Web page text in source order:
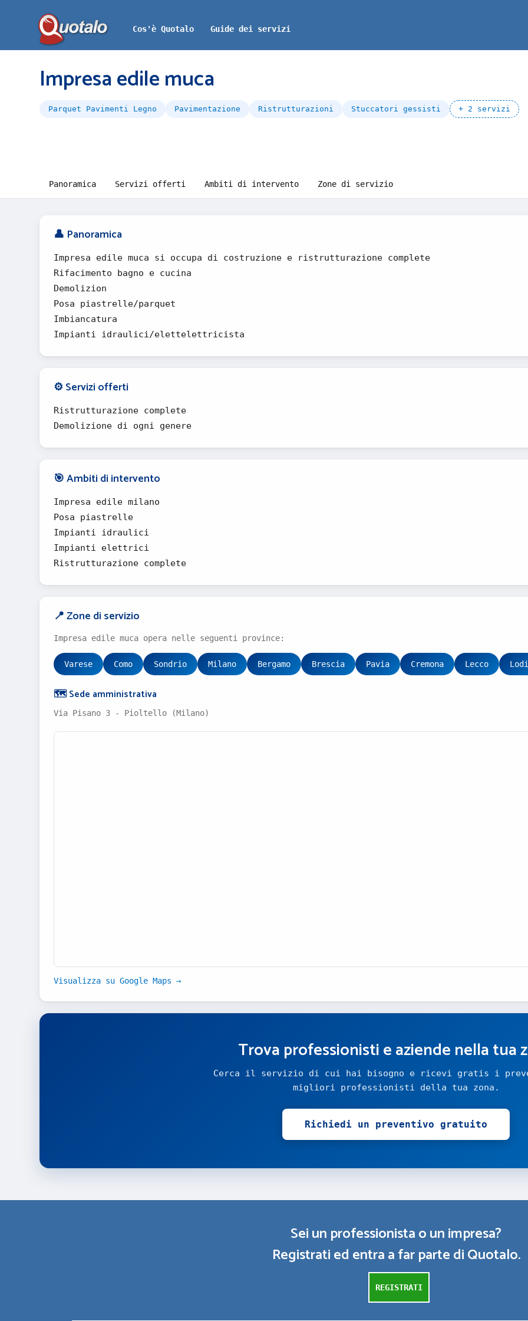
Cos'è Quotalo Guide dei servizi
Impresa edile muca
Parquet Pavimenti Legno Pavimentazione Ristrutturazioni Stuccatori gessisti + 2 servizi
Panoramica Servizi offerti Ambiti di intervento Zone di servizio
👤 Panoramica
Impresa edile muca si occupa di costruzione e ristrutturazione complete
Rifacimento bagno e cucina
Demolizion
Posa piastrelle/parquet
Imbiancatura
Impianti idraulici/elettelettricista
⚙️ Servizi offerti
Ristrutturazione complete
Demolizione di ogni genere
🎯 Ambiti di intervento
Impresa edile milano
Posa piastrelle
Impianti idraulici
Impianti elettrici
Ristrutturazione complete
📍 Zone di servizio
Impresa edile muca opera nelle seguenti province:
Varese Como Sondrio Milano Bergamo Brescia Pavia Cremona Lecco Lodi
🗺️ Sede amministrativa
Via Pisano 3 - Pioltello (Milano)
Visualizza su Google Maps →
Trova professionisti e aziende nella tua
Cerca il servizio di cui hai bisogno e ricevi gratis i
migliori professionisti della tua zona.
Richiedi un preventivo gratuito
Sei un professionista o un impresa?
Registrati ed entra a far parte di Quotalo.
REGISTRATI